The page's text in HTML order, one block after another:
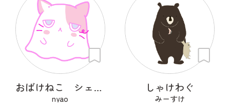
おばけねこ シェネコ
nyao
しゃけわぐ
みーすけ